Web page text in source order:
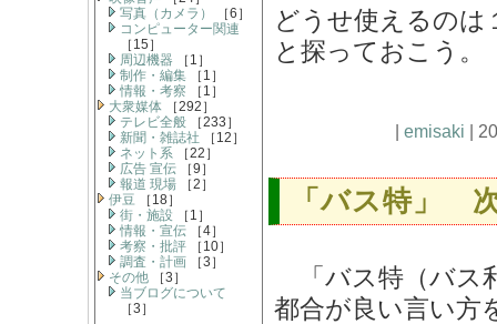
写真（カメラ）
［6］
コンピューター関連
［15］
周辺機器 ［1］
制作・編集 ［1］
情報・考察 ［1］
大衆媒体 ［292］
テレビ全般 ［233］
新聞・雑誌社 ［12］
ネット系 ［22］
広告 宣伝 ［9］
報道 現場 ［2］
伊豆 ［18］
街・施設 ［1］
情報・宣伝 ［4］
考察・批評 ［10］
調査・計画 ［3］
その他 ［3］
当ブログについて
［3］
どうせ使えるのは
と探っておこう。
| emisaki |
「バス特」
「バス特（バス
都合が良い言い方